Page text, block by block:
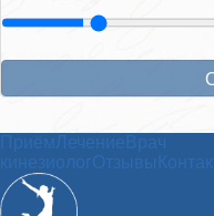
Приём Лечение Врач
кинезиологОтзывы